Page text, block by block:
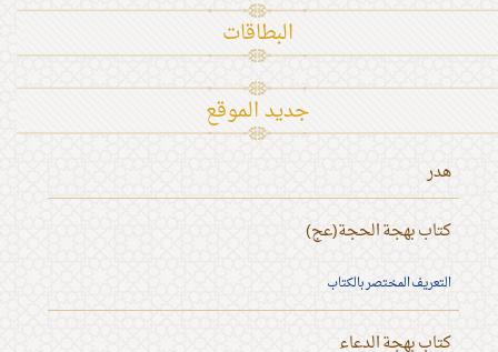
البطاقات
جديد الموقع
هدر
كتاب بهجة الحجة(عج)
التعريف المختصر بالكتاب
كتاب بهجة الدعاء